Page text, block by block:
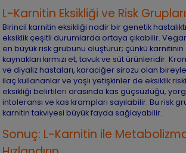
L-Karnitin Eksikliği ve Risk Grupları
Birincil karnitin eksikliği nadir bir genetik
eksiklik çeşitli durumlarda ortaya çıkabilir.
en büyük risk grubunu oluşturur; çünkü
kaynakları kırmızı et, tavuk ve süt ürünleridir.
ve diyaliz hastaları, karaciğer sirozu olan
ilaç kullananlar ve yaşlı yetişkinler de eksiklik
eksikliği belirtileri arasında kas güçsüzlüğü,
intoleransı ve kas krampları sayılabilir. Bu risk
karnitin takviyesi büyük fayda sağlayabilir.
Sonuç: L-Karnitin ile